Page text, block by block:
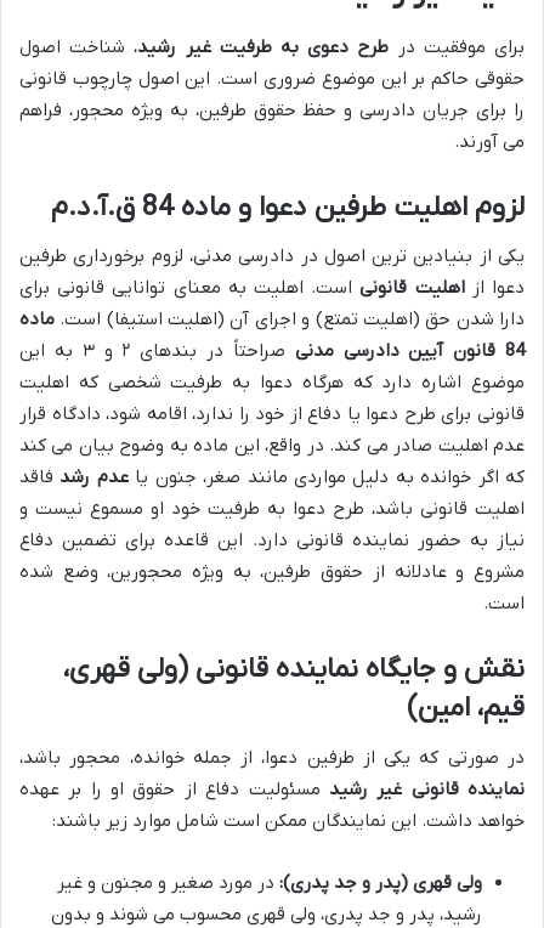
برای موفقیت در طرح دعوی به طرفیت غیر رشید، شناخت اصول
حقوقی حاکم بر این موضوع ضروری است. این اصول چارچوب قانونی
را برای جریان دادرسی و حفظ حقوق طرفین، به ویژه محجور، فراهم
می آورند.
لزوم اهلیت طرفین دعوا و ماده 84 ق.آ.د.م
یکی از بنیادین ترین اصول در دادرسی مدنی، لزوم برخورداری طرفین
دعوا ازاهلیت قانونیاست. اهلیت به معنای توانایی قانونی برای
دارا شدن حق (اهلیت تمتع) و اجرای آن (اهلیت استیفا) است. ماده
84 قانون آیین دادرسی مدنی
صراحتاً در بندهای ۲ و ۳ به این
موضوع اشاره دارد که هرگاه دعوا به طرفیت شخصی که اهلیت
قانونی برای طرح دعوا یا دفاع از خود را ندارد، اقامه شود، دادگاه قرار
عدم اهلیت صادر می کند. در واقع، این ماده به وضوح بیان می کند
که اگر خوانده به دلیل مواردی مانند صغر، جنون یاعدم رشدفاقد
اهلیت قانونی باشد، طرح دعوا به طرفیت خود او مسموع نیست و
نیاز به حضور نماینده قانونی دارد. این قاعده برای تضمین دفاع
مشروع و عادلانه از حقوق طرفین، به ویژه محجورین، وضع شده
است.
نقش و جایگاه نماینده قانونی (ولی قهری،
قیم، امین)
در صورتی که یکی از طرفین دعوا، از جمله خوانده، محجور باشد،
نماینده قانونی غیر رشید مسئولیت دفاع از حقوق او را بر عهده
خواهد داشت. این نمایندگان ممکن است شامل موارد زیر باشند:
ولی قهری (پدر و جد پدری): در مورد صغیر و مجنون و غیر
رشید، پدر و جد پدری، ولی قهری محسوب می شوند و بدون